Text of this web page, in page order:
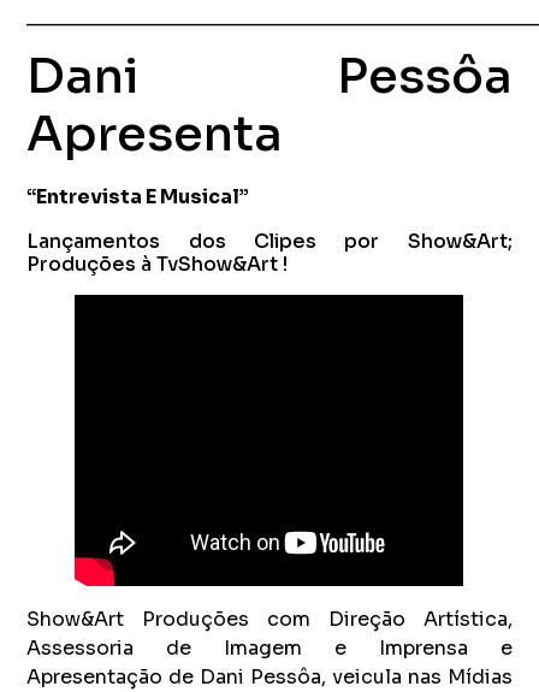
Dani Pessôa
Apresenta
“Entrevista E Musical”
Lançamentos dos Clipes por Show&Art;
Produções à TvShow&Art !
Show&Art Produções com Direção Artística,
Assessoria de Imagem e Imprensa e
Apresentação de Dani Pessôa, veicula nas Mídias